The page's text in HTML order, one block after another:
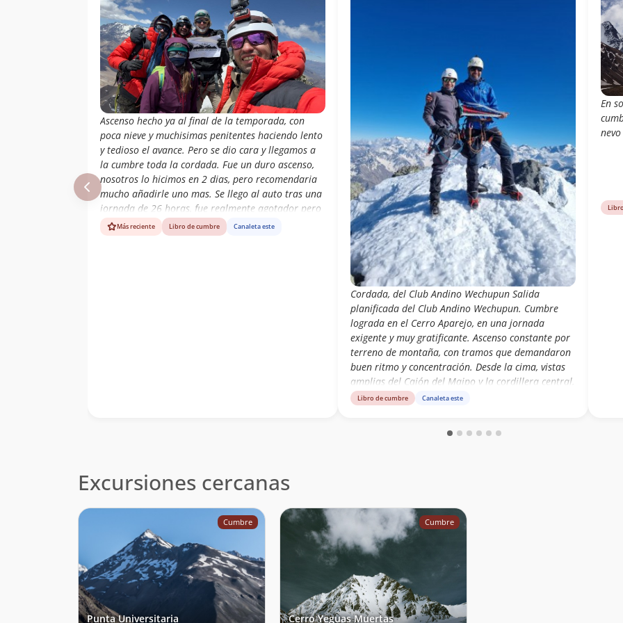
Ascenso hecho ya al final de la temporada, con
poca nieve y muchisimas penitentes haciendo lento
y tedioso el avance. Pero se dio cara y llegamos a
la cumbre toda la cordada. Fue un duro ascenso,
nosotros lo hicimos en 2 dias, pero recomendaria
mucho añadirle uno mas. Se llego al auto tras una
jornada de 26 horas, fue realmente agotador pero
valio la pena el azote!! El cerro es una belleza, fue
un privilegio poder visitiarlo y mas aun, pisar su
Más reciente Libro de cumbre Canaleta este
Cordada, del Club Andino Wechupun Salida
planificada del Club Andino Wechupun. Cumbre
lograda en el Cerro Aparejo, en una jornada
exigente y muy gratificante. Ascenso constante por
terreno de montaña, con tramos que demandaron
buen ritmo y concentración. Desde la cima, vistas
amplias del Cajón del Maipo y la cordillera central,
recordando que el esfuerzo sostenido siempre
Libro de cumbre Canaleta este
En
Excursiones cercanas
Cumbre
Punta Universitaria
Cumbre
Cerro Yeguas Muertas